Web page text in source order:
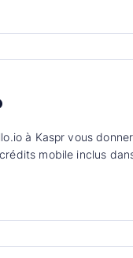
à Kaspr vous
mobile inclus